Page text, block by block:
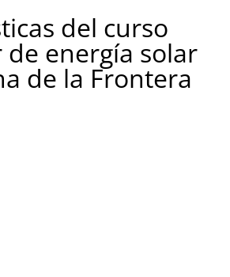
del curso
energía solar
de la Frontera